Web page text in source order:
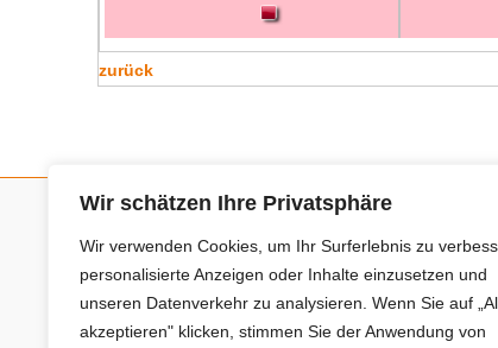
Wir schätzen Ihre Privatsphäre
Wir verwenden Cookies, um Ihr Surferlebnis zu
personalisierte Anzeigen oder Inhalte einzusetzen und
unseren Datenverkehr zu analysieren. Wenn Sie auf
akzeptieren" klicken, stimmen Sie der Anwendung von
zurück
Neue Anbieter
Baum- und Bienenpflege Thullner